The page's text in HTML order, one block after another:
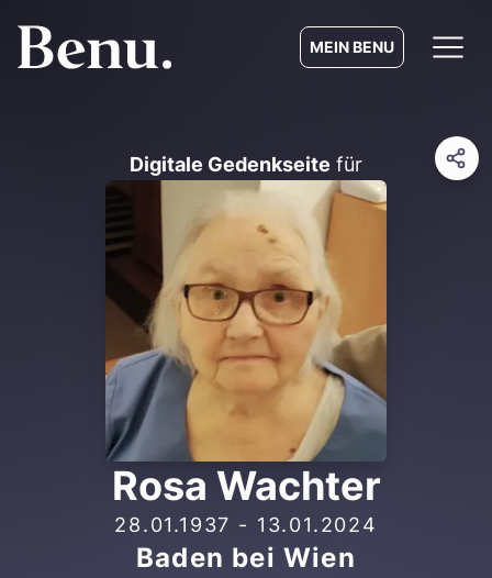
MEIN BENU
Digitale Gedenkseite für
Rosa Wachter
28.01.1937 - 13.01.2024
Baden bei Wien